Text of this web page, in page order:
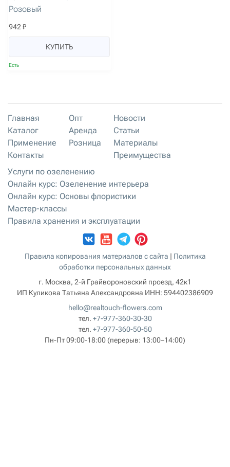
Розовый
942 ₽
КУПИТЬ
Есть
Главная
Каталог
Применение
Контакты
Опт
Аренда
Розница
Новости
Статьи
Материалы
Преимущества
Услуги по озеленению
Онлайн курс: Озеленение интерьера
Онлайн курс: Основы флористики
Мастер-классы
Правила хранения и эксплуатации
Правила копирования материалов с сайта | Политика
обработки персональных данных
г. Москва, 2-й Грайвороновский проезд, 42к1
ИП Куликова Татьяна Александровна ИНН: 594402386909
hello@realtouch-flowers.com
тел. +7-977-360-30-30
тел. +7-977-360-50-50
Пн-Пт 09:00-18:00(перерыв: 13:00–14:00)